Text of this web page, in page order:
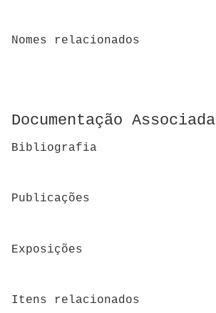
Nomes relacionados
Documentação Associada
Bibliografia
Publicações
Exposições
Itens relacionados